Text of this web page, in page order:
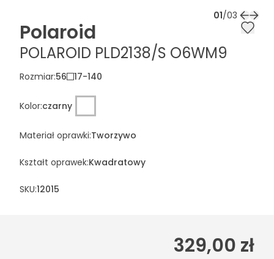
01/03
Polaroid
POLAROID PLD2138/S O6WM9
Rozmiar:56 17-140
Kolor:czarny
Materiał oprawki:Tworzywo
Kształt oprawek:Kwadratowy
SKU:12015
329,00 zł